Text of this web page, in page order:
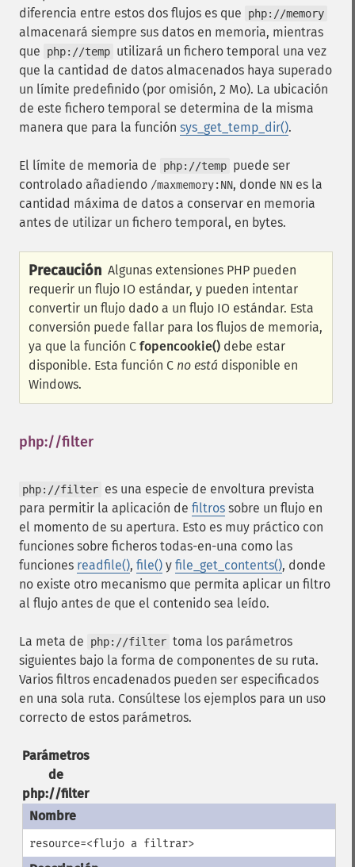
diferencia entre estos dos flujos es que
php://memory
almacenará siempre sus datos en memoria, mientras
que
php://temp utilizará un fichero temporal una vez
que la cantidad de datos almacenados haya superado
un límite predefinido (por omisión, 2 Mo). La ubicación
de este fichero temporal se determina de la misma
manera que para la función sys_get_temp_dir().
El límite de memoria de php://temp puede ser
controlado añadiendo /maxmemory:NN, donde NN es la
cantidad máxima de datos a conservar en memoria
antes de utilizar un fichero temporal, en bytes.
Precaución Algunas extensiones PHP pueden
requerir un flujo IO estándar, y pueden intentar
convertir un flujo dado a un flujo IO estándar. Esta
conversión puede fallar para los flujos de memoria,
ya que la función C fopencookie() debe estar
disponible. Esta función C no está disponible en
Windows.
php://filter
php://filter es una especie de envoltura prevista
para permitir la aplicación de filtros sobre un flujo en
el momento de su apertura. Esto es muy práctico con
funciones sobre ficheros todas-en-una como las
funciones readfile(), file() y file_get_contents(), donde
no existe otro mecanismo que permita aplicar un filtro
al flujo antes de que el contenido sea leído.
La meta de php://filter toma los parámetros
siguientes bajo la forma de componentes de su ruta.
Varios filtros encadenados pueden ser especificados
en una sola ruta. Consúltese los ejemplos para un uso
correcto de estos parámetros.
Parámetros
de
php://filter
resource=<flujo a filtrar>